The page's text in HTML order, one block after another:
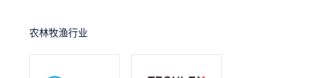
农林牧渔行业